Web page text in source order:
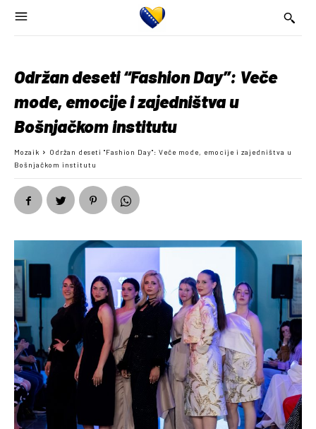
Održan deseti “Fashion Day”: Veče
mode, emocije i zajedništva u
Bošnjačkom institutu
Mozaik
Održan deseti "Fashion Day": Veče mode, emocije i zajedništva u
Bošnjačkom institutu